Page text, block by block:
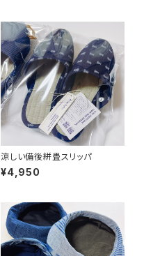
涼しい備後絣畳スリッパ
¥4,950